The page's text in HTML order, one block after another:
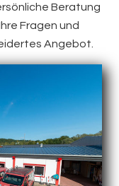
Beratung
Fragen und
Angebot.